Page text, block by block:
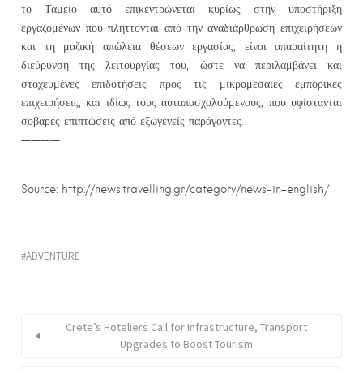
το Ταμείο αυτό επικεντρώνεται κυρίως στην υποστήριξη
εργαζομένων που πλήττονται από την αναδιάρθρωση επιχειρήσεων
και τη μαζική απώλεια θέσεων εργασίας, είναι απαραίτητη η
διεύρυνση της λειτουργίας του, ώστε να περιλαμβάνει και
στοχευμένες επιδοτήσεις προς τις μικρομεσαίες εμπορικές
επιχειρήσεις, και ιδίως τους αυταπασχολούμενους, που υφίστανται
σοβαρές επιπτώσεις από εξωγενείς παράγοντες.
————
Source: http://news.travelling.gr/category/news-in-english/
ADVENTURE
Crete’s Hoteliers Call for Infrastructure, Transport
Upgrades to Boost Tourism